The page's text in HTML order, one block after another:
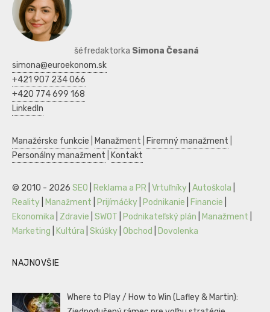
šéfredaktorka Simona Česaná
simona@euroekonom.sk
+421 907 234 066
+420 774 699 168
LinkedIn
Manažérske funkcie Manažment Firemný manažment
Personálny manažment
Kontakt
© 2010 - 2026 SEO Reklama a PR Vrtuľníky Autoškola
Reality
Manažment Prijímáčky Podnikanie Financie
Ekonomika
Zdravie SWOT Podnikateľský plán Manažment
Marketing
Kultúra Skúšky Obchod Dovolenka
NAJNOVŠIE
Where to Play / How to Win (Lafley & Martin):